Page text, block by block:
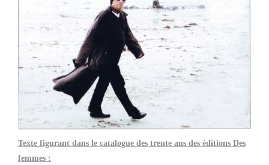
Texte figurant dans le catalogue des trente ans des éditions Des
femmes :